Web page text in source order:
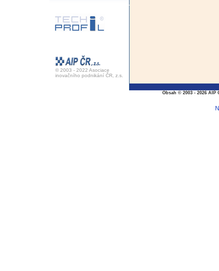
© 2003 - 2022 Asociace
inovačního podnikání ČR, z.s.
Obsah © 2003 - 2026